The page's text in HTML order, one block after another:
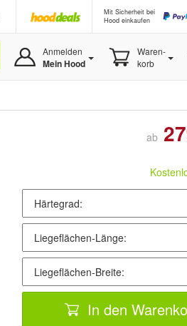
Mit Sicherheit bei
Hood einkaufen
Anmelden
Mein Hood
Waren-
korb
ab
In den